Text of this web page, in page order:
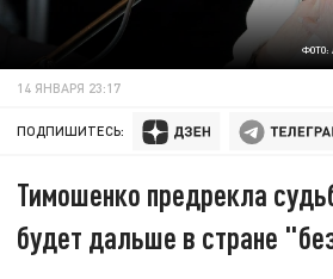
ФОТО:
14 ЯНВАРЯ 23:17
ПОДПИШИТЕСЬ:
Тимошенко предрекла
будет дальше в стране